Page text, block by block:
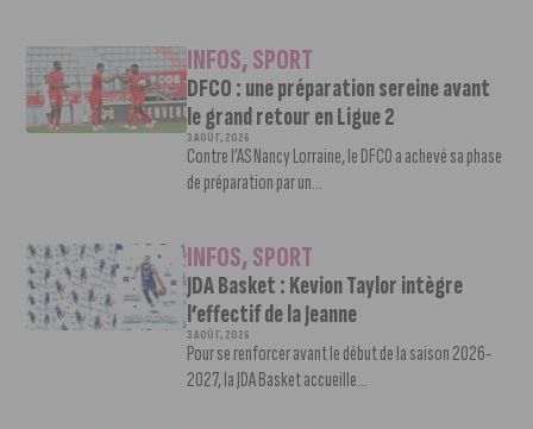
INFOS,SPORT
DFCO : une préparation sereine avant
le grand retour en Ligue 2
3 AOÛT, 2026
Contre l’AS Nancy Lorraine, le DFCO a achevé sa phase
de préparation par un...
INFOS,SPORT
JDA Basket : Kevion Taylor intègre
l’effectif de la Jeanne
3 AOÛT, 2026
Pour se renforcer avant le début de la saison 2026-
2027, la JDA Basket accueille...